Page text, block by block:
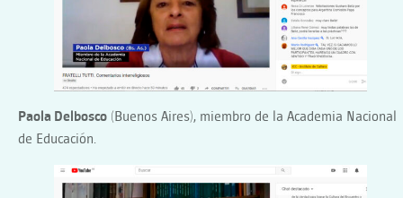
Paola Delbosco (Buenos Aires), miembro de la Academia Nacional
de Educación.